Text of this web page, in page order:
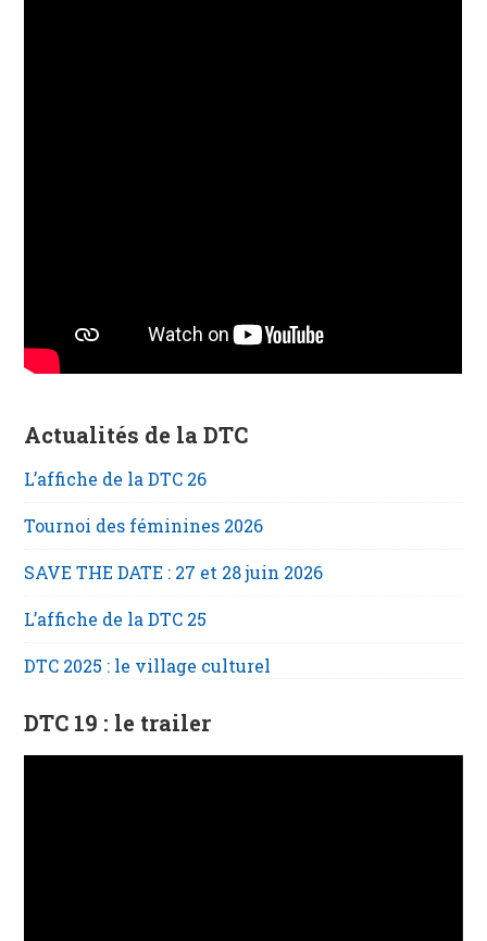
Actualités de la DTC
L’affiche de la DTC 26
Tournoi des féminines 2026
SAVE THE DATE : 27 et 28 juin 2026
L’affiche de la DTC 25
DTC 2025 : le village culturel
DTC 19 : le trailer